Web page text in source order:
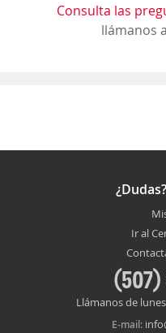
Consulta las
llámanos
Ir al
Llámanos de
E-mail: